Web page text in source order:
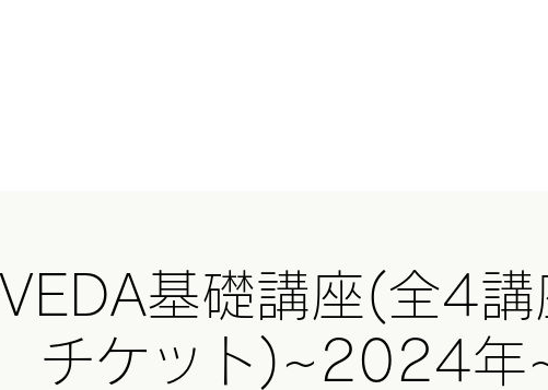
基礎講座(全4講
チケット)~2024年